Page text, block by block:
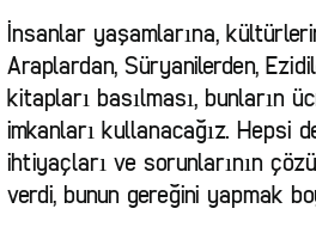
İnsanlar yaşamlarına,
Araplardan, Süryanilerden,
kitapları basılması, bunların
imkanları kullanacağız. Hepsi
ihtiyaçları ve sorunlarının
verdi, bunun gereğini yapmak